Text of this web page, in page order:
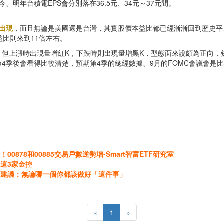
明年台積電EPS會分別落在36.5元、34元～37元間。
現，而且無論是美國還是台灣，其實股價本益比都已經漸漸回到歷史
則來到11倍左右。
上漲時出現量增紅K，下跌時則出現量增黑K，型態面來說頗為正向
季後會看得比較清楚，預期第4季的總經數據、9月的FOMC會議會是
00878和00885交易戶數逆勢增-Smart智富ETF研究室
3家金控
議：無論哪一個你都該做好「這件事」
« 1 »